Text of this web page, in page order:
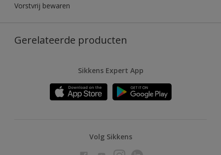
Vorstvrij bewaren
Gerelateerde producten
Sikkens Expert App
Volg Sikkens